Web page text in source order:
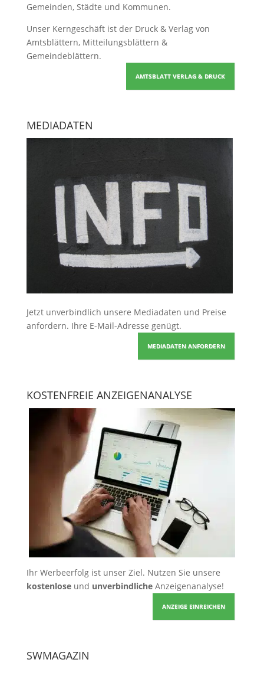
Gemeinden, Städte und Kommunen.
Unser Kerngeschäft ist der Druck & Verlag von
Amtsblättern, Mitteilungsblättern &
Gemeindeblättern.
AMTSBLATT VERLAG & DRUCK
MEDIADATEN
Jetzt unverbindlich unsere Mediadaten und Preise
anfordern. Ihre E-Mail-Adresse genügt.
MEDIADATEN ANFORDERN
KOSTENFREIE ANZEIGENANALYSE
Ihr Werbeerfolg ist unser Ziel. Nutzen Sie unsere
kostenloseund unverbindlicheAnzeigenanalyse!
ANZEIGE EINREICHEN
SWMAGAZIN